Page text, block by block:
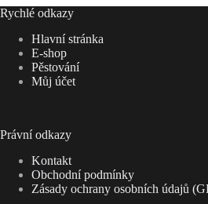
Rychlé odkazy
Hlavní stránka
E-shop
Pěstování
Můj účet
Právní odkazy
Kontakt
Obchodní podmínky
Zásady ochrany osobních údajů